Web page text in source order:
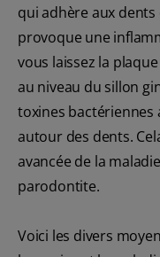
qui adhère aux dents
provoque une
vous laissez la
au niveau du sillon
toxines bactériennes
autour des dents.
avancée de la
parodontite.
Voici les divers